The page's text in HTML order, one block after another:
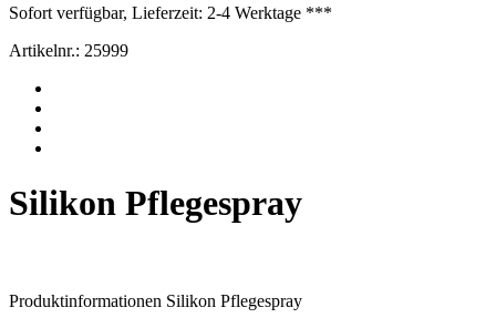
Sofort verfügbar, Lieferzeit: 2-4 Werktage ***
Artikelnr.: 25999
Silikon Pflegespray
Produktinformationen Silikon Pflegespray